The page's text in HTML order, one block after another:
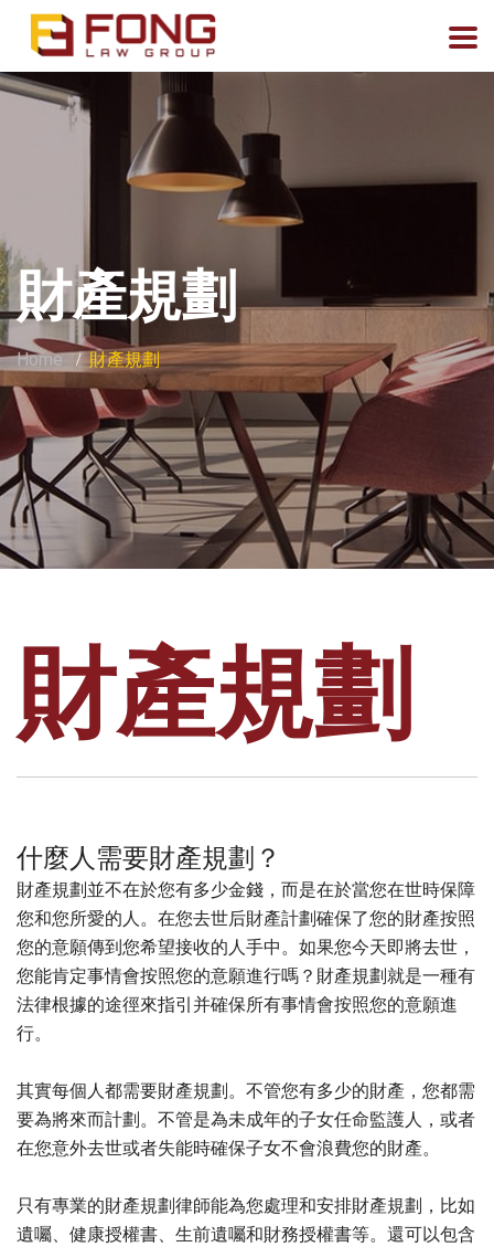
財產規劃
Home 財產規劃
財產規劃
什麼人需要財產規劃？
財產規劃並不在於您有多少金錢，而是在於當您在世時保障
您和您所愛的人。在您去世后財產計劃確保了您的財產按照
您的意願傳到您希望接收的人手中。如果您今天即將去世，
您能肯定事情會按照您的意願進行嗎？財產規劃就是一種有
法律根據的途徑來指引并確保所有事情會按照您的意願進
行。
其實每個人都需要財產規劃。不管您有多少的財產，您都需
要為將來而計劃。不管是為未成年的子女任命監護人，或者
在您意外去世或者失能時確保子女不會浪費您的財產。
只有專業的財產規劃律師能為您處理和安排財產規劃，比如
遺囑、健康授權書、生前遺囑和財務授權書等。還可以包含